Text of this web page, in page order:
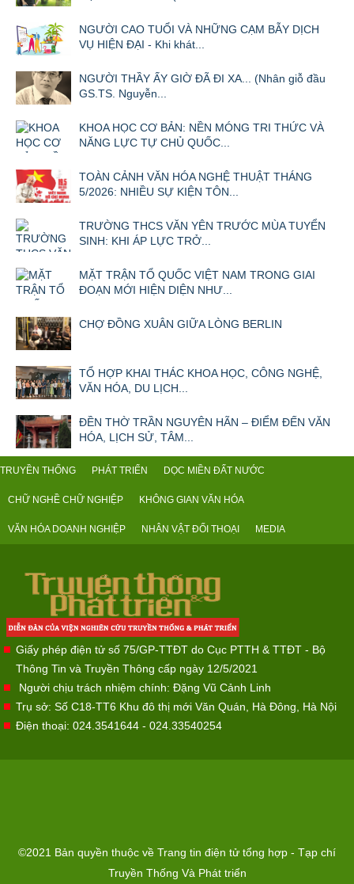
NGƯỜI CAO TUỔI VÀ NHỮNG CẠM BẪY DỊCH
VỤ HIỆN ĐẠI - Khi khát...
NGƯỜI THẦY ẤY GIỜ ĐÃ ĐI XA... (Nhân giỗ đầu
GS.TS. Nguyễn...
KHOA HỌC CƠ BẢN: NỀN MÓNG TRI THỨC VÀ
NĂNG LỰC TỰ CHỦ QUỐC...
TOÀN CẢNH VĂN HÓA NGHỆ THUẬT THÁNG
5/2026: NHIỀU SỰ KIỆN TÔN...
TRƯỜNG THCS VĂN YÊN TRƯỚC MÙA TUYỂN
SINH: KHI ÁP LỰC TRỞ...
MẶT TRẬN TỔ QUỐC VIỆT NAM TRONG GIAI
ĐOẠN MỚI HIỆN DIỆN NHƯ...
CHỢ ĐỒNG XUÂN GIỮA LÒNG BERLIN
TỔ HỢP KHAI THÁC KHOA HỌC, CÔNG NGHỆ,
VĂN HÓA, DU LỊCH...
ĐỀN THỜ TRẦN NGUYÊN HÃN – ĐIỂM ĐẾN VĂN
HÓA, LỊCH SỬ, TÂM...
TRUYỀN THỐNG PHÁT TRIỂN DỌC MIỀN ĐẤT NƯỚC
CHỮ NGHỀ CHỮ NGHIỆP KHÔNG GIAN VĂN HÓA
VĂN HÓA DOANH NGHIỆP NHÂN VẬT ĐỐI THOẠI MEDIA
Giấy phép điện tử số 75/GP-TTĐT do Cục PTTH & TTĐT - Bộ
Thông Tin và Truyền Thông cấp ngày 12/5/2021
Người chịu trách nhiệm chính: Đặng Vũ Cảnh Linh
Trụ sở: Số C18-TT6 Khu đô thị mới Văn Quán, Hà Đông, Hà Nội
Điện thoại: 024.3541644 - 024.33540254
©2021 Bản quyền thuộc về Trang tin điện tử tổng hợp - Tạp chí
Truyền Thống Và Phát triển